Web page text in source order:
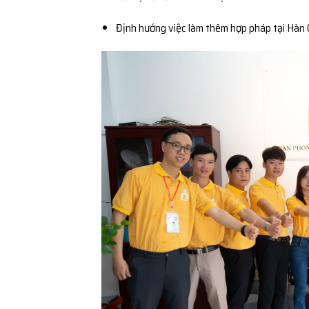
Định hướng việc làm thêm hợp pháp tại Hàn